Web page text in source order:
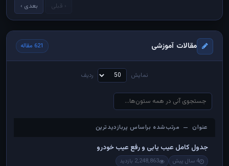
‹ قبلی بعدی ›
مقالات آموزشی 621 مقاله
نمایش ردیف
عنوان — مرتب‌شده براساس پربازدیدترین
عنوان — مرتب‌شده براساس پربازدیدترین
جدول کامل عیب یابی و رفع عیب خودرو
4 سال پیش 2,248,863 بازدید